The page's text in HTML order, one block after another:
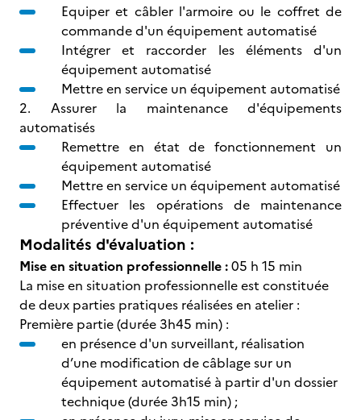
Equiper et câbler l'armoire ou le coffret de
commande d'un équipement automatisé
Intégrer et raccorder les éléments d'un
équipement automatisé
Mettre en service un équipement automatisé
2. Assurer la maintenance d'équipements
automatisés
Remettre en état de fonctionnement un
équipement automatisé
Mettre en service un équipement automatisé
Effectuer les opérations de maintenance
préventive d'un équipement automatisé
Modalités d'évaluation :
Mise en situation professionnelle :05 h 15 min
La mise en situation professionnelle est constituée
de deux parties pratiques réalisées en atelier :
Première partie (durée 3h45 min) :
en présence d'un surveillant, réalisation
d’une modification de câblage sur un
équipement automatisé à partir d'un dossier
technique (durée 3h15 min) ;